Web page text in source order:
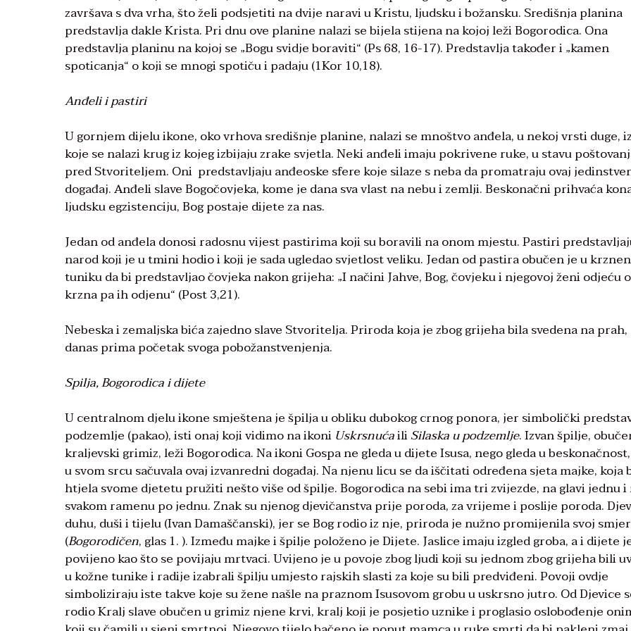
završava s dva vrha, što želi podsjetiti na dvije naravi u Kristu, ljudsku i božansku. Središnja planina
predstavlja dakle Krista. Pri dnu ove planine nalazi se bijela stijena na kojoj leži Bogorodica. Ona
predstavlja planinu na kojoj se „Bogu svidje boraviti“ (Ps 68, 16-17). Predstavlja također i „kamen
spoticanja“ o koji se mnogi spotiču i padaju (1Kor 10,18).
Anđeli i pastiri
U gornjem dijelu ikone, oko vrhova središnje planine, nalazi se mnoštvo anđela, u nekoj vrsti duge,
koje se nalazi krug iz kojeg izbijaju zrake svjetla. Neki anđeli imaju pokrivene ruke, u stavu
pred Stvoriteljem. Oni predstavljaju anđeoske sfere koje silaze s neba da promatraju ovaj
događaj. Anđeli slave Bogočovjeka, kome je dana sva vlast na nebu i zemlji. Beskonačni prihvaća
ljudsku egzistenciju, Bog postaje dijete za nas.
Jedan od anđela donosi radosnu vijest pastirima koji su boravili na onom mjestu. Pastiri
narod koji je u tmini hodio i koji je sada ugledao svjetlost veliku. Jedan od pastira obučen je u
tuniku da bi predstavljao čovjeka nakon grijeha: „I načini Jahve, Bog, čovjeku i njegovoj ženi odjeću
krzna pa ih odjenu“ (Post 3,21).
Nebeska i zemaljska bića zajedno slave Stvoritelja. Priroda koja je zbog grijeha bila svedena na prah,
danas prima početak svoga pobožanstvenjenja.
Spilja, Bogorodica i dijete
U centralnom djelu ikone smještena je špilja u obliku dubokog crnog ponora, jer simbolički
podzemlje (pakao), isti onaj koji vidimo na ikoni UskrsnućailiSilaska u podzemlje. Izvan špilje,
kraljevski grimiz, leži Bogorodica. Na ikoni Gospa ne gleda u dijete Isusa, nego gleda u
u svom srcu sačuvala ovaj izvanredni događaj. Na njenu licu se da iščitati određena sjeta majke, koja
htjela svome djetetu pružiti nešto više od špilje. Bogorodica na sebi ima tri zvijezde, na glavi jednu i
svakom ramenu po jednu. Znak su njenog djevičanstva prije poroda, za vrijeme i poslije poroda.
duhu, duši i tijelu (Ivan Damaščanski), jer se Bog rodio iz nje, priroda je nužno promijenila svoj smjer
(Bogorodičen, glas 1. ). Između majke i špilje položeno je Dijete. Jaslice imaju izgled groba, a i dijete
povijeno kao što se povijaju mrtvaci. Uvijeno je u povoje zbog ljudi koji su jednom zbog grijeha bili
u kožne tunike i radije izabrali špilju umjesto rajskih slasti za koje su bili predviđeni. Povoji ovdje
simboliziraju iste takve koje su žene našle na praznom Isusovom grobu u uskrsno jutro. Od Djevice
rodio Kralj slave obučen u grimiz njene krvi, kralj koji je posjetio uznike i proglasio oslobođenje